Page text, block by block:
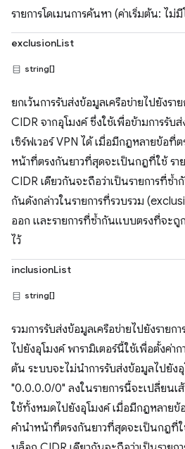
รายการโดเมนการค้นหา (ค่าเริ่มต้น: ไม่
exclusionList
string[]
ยกเว้นการรับส่งข้อมูลเครือข่ายไปยังร
CIDR จากอุโมงค์ ซึ่งใช้เพื่อข้ามการรับ
เซิร์ฟเวอร์ VPN ได้ เมื่อมีกฎหลายข้อที่
หน้าที่ตรงกันยาวที่สุดจะเป็นกฎที่ใช้ ร
CIDR เดียวกันจะถือว่าเป็นรายการที่ซ้ำ
กันดังกล่าวในรายการที่รวบรวม
ออก และรายการที่ซ้ำกันแบบตรงที่จะ
ไว้
inclusionList
string[]
รวมการรับส่งข้อมูลเครือข่ายไปยังราย
ไปยังอุโมงค์ พารามิเตอร์นี้ใช้เพื่อตั้งค่า
ต้น ระบบจะไม่นำการรับส่งข้อมูลไปยังอุ
"0.0.0.0/0" ลงในรายการนี้จะเปลี่ยนเ
ใช้ทั้งหมดไปยังอุโมงค์ เมื่อมีกฎหลาย
คำนำหน้าที่ตรงกันยาวที่สุดจะเป็นกฎที่